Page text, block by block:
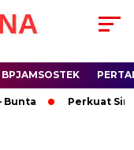
BPJAMSOSTEK
Perkuat Sinergi